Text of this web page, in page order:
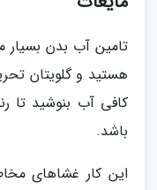
تامین آب بدن
هستید و گلویتان
کافی آب بنوشید تا
باشد.
این کار غشاهای